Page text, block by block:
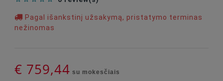
Pagal išankstinį užsakymą, pristatymo terminas
nežinomas
€ 759,44 su mokesčiais